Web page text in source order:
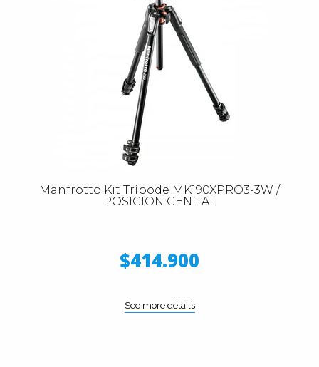
Manfrotto Kit Trípode MK190XPRO3-3W /
POSICION CENITAL
$414.900
See more details